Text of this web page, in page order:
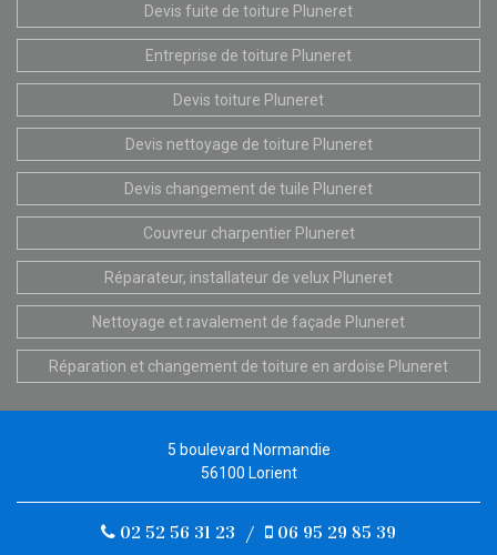
Devis fuite de toiture Pluneret
Entreprise de toiture Pluneret
Devis toiture Pluneret
Devis nettoyage de toiture Pluneret
Devis changement de tuile Pluneret
Couvreur charpentier Pluneret
Réparateur, installateur de velux Pluneret
Nettoyage et ravalement de façade Pluneret
Réparation et changement de toiture en ardoise Pluneret
5 boulevard Normandie
56100 Lorient
02 52 56 31 23 / 06 95 29 85 39